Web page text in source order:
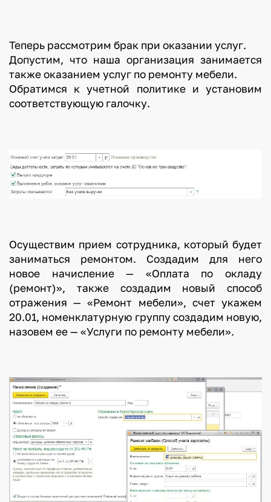
Теперь рассмотрим брак при оказании услуг.
Допустим, что наша организация занимается
также оказанием услуг по ремонту мебели.
Обратимся к учетной политике и установим
соответствующую галочку.
Осуществим прием сотрудника, который будет
заниматься ремонтом. Создадим для него
новое начисление — «Оплата по окладу
(ремонт)», также создадим новый способ
отражения — «Ремонт мебели», счет укажем
20.01, номенклатурную группу создадим новую,
назовем ее — «Услуги по ремонту мебели».